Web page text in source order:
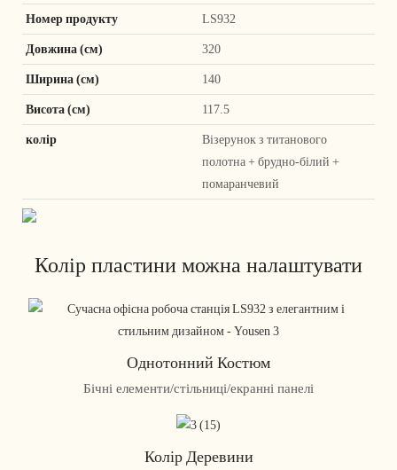
Номер продукту LS932
Довжина (см) 320
Ширина (см) 140
Висота (см) 117.5
колір
Візерунок з титанового
полотна + брудно-білий +
помаранчевий
Колір пластини можна налаштувати
Однотонний Костюм
Бічні елементи/стільниці/екранні панелі
Колір Деревини